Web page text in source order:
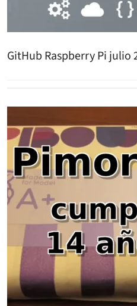
GitHub Raspberry Pi julio